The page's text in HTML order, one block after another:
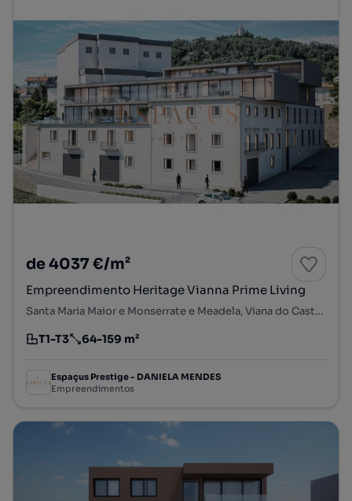
de 4037 €/m²
Empreendimento Heritage Vianna Prime Living
Santa Maria Maior e Monserrate e Meadela, Viana do Castelo, Viana do Castelo
Tipologia
T1-T3
Preço por metro quadrado
64-159 m²
Espaçus Prestige - DANIELA MENDES
Empreendimentos